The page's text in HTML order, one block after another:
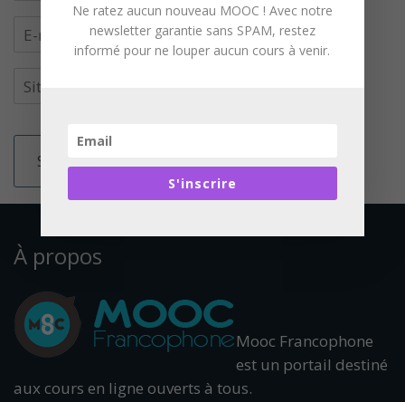
À propos
Mooc Francophone
est un portail destiné
aux cours en ligne ouverts à tous.
Ne ratez aucun nouveau MOOC ! Avec notre
newsletter garantie sans SPAM, restez
informé pour ne louper aucun cours à venir.
S'inscrire